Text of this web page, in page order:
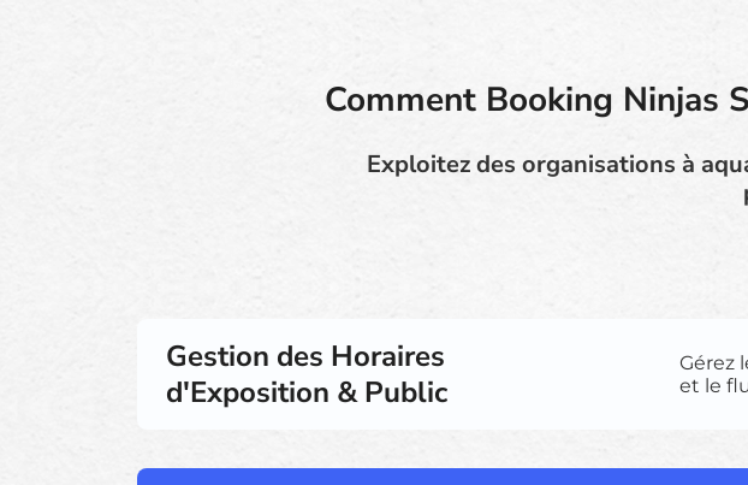
Comment Booking Ninjas
Exploitez des organisations à
Gestion des Horaires
d'Exposition & Public
Gérez
et le